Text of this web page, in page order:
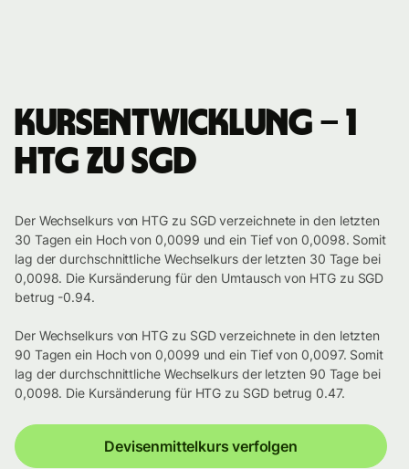
Kursentwicklung – 1
HTG zu SGD
Der Wechselkurs von HTG zu SGD verzeichnete in den letzten
30 Tagen ein Hoch von 0,0099 und ein Tief von 0,0098. Somit
lag der durchschnittliche Wechselkurs der letzten 30 Tage bei
0,0098. Die Kursänderung für den Umtausch von HTG zu SGD
betrug -0.94.
Der Wechselkurs von HTG zu SGD verzeichnete in den letzten
90 Tagen ein Hoch von 0,0099 und ein Tief von 0,0097. Somit
lag der durchschnittliche Wechselkurs der letzten 90 Tage bei
0,0098. Die Kursänderung für HTG zu SGD betrug 0.47.
Devisenmittelkurs verfolgen